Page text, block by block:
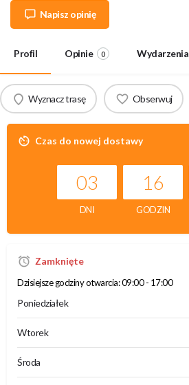
Napisz opinię
Profil Opinie 0 Wydarzenia
Wyznacz trasę Obserwuj
Czas do nowej dostawy
03
DNI
16
GODZIN
Zamknięte
Dzisiejsze godziny otwarcia:09:00 - 17:00
Poniedziałek
Wtorek
Środa